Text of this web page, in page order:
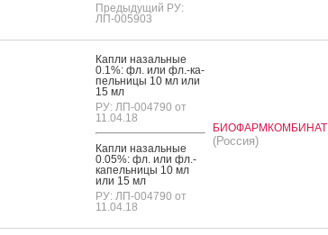
Предыдущий РУ:
ЛП-005903
Кап­ли на­заль­ные
0.1%: фл. или фл.-ка­
пель­ни­цы 10 мл или
15 мл
РУ: ЛП-004790 от
11.04.18
Кап­ли на­заль­ные
0.05%: фл. или фл.-
ка­пель­ни­цы 10 мл
или 15 мл
РУ: ЛП-004790 от
11.04.18
БИОФАРМКОМБИНАТ
(Россия)